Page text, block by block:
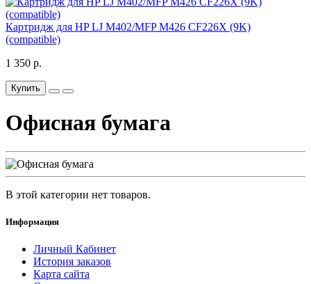
Картридж для HP LJ M402/MFP M426 CF226X (9K)
(compatible)
1 350 р.
Купить
Офисная бумага
В этой категории нет товаров.
Информация
Личный Кабинет
История заказов
Карта сайта